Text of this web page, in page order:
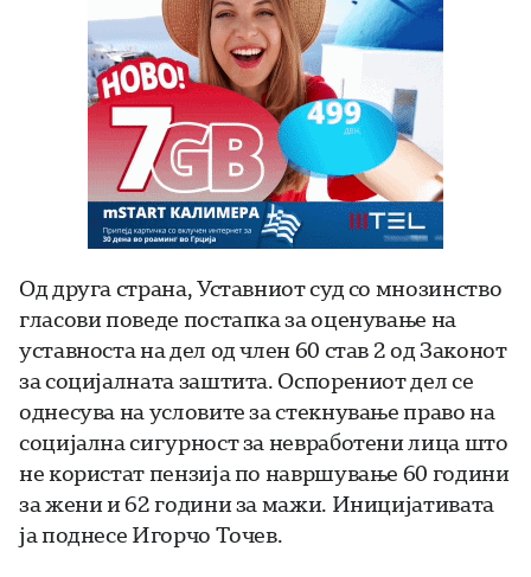
Од друга страна, Уставниот суд со мнозинство
гласови поведе постапка за оценување на
уставноста на дел од член 60 став 2 од Законот
за социјалната заштита. Оспорениот дел се
однесува на условите за стекнување право на
социјална сигурност за невработени лица што
не користат пензија по навршување 60 години
за жени и 62 години за мажи. Иницијативата
ја поднесе Игорчо Точев.